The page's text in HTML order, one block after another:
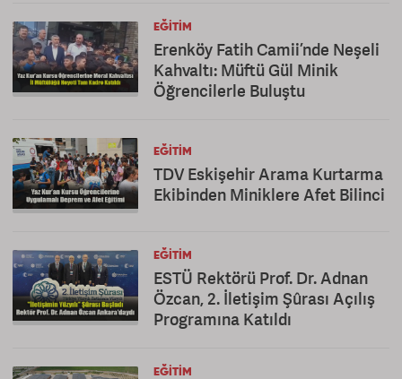
EĞITIM
Erenköy Fatih Camii’nde Neşeli
Kahvaltı: Müftü Gül Minik
Öğrencilerle Buluştu
EĞITIM
TDV Eskişehir Arama Kurtarma
Ekibinden Miniklere Afet Bilinci
EĞITIM
ESTÜ Rektörü Prof. Dr. Adnan
Özcan, 2. İletişim Şûrası Açılış
Programına Katıldı
EĞITIM